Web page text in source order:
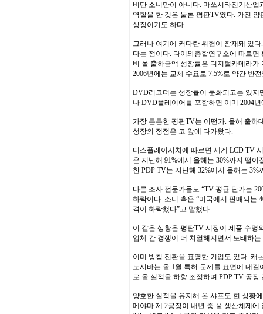
비단 소니만이 아니다. 마쓰시타전기산
역할을 한 것은 물론 평판TV였다. 가전
상징이기도 하다.
그러나 여기에 커다란 위험이 잠재돼 있
다는 점이다. 다이와총합연구소에 따르
비 올 출하금액 성장률은 디지털카메라가
2006년에는 교체 수요로 7.5%로 약간 반
DVD리코더는 성장률이 둔화되고는 있지
나 DVD플레이어를 포함하면 이미 2004
가장 든든한 평판TV는 어떤가. 올해 출하
성장의 정점은 코 앞에 다가왔다.
디스플레이서치에 따르면 세계 LCD TV
은 지난해 91%에서 올해는 30%까지 떨
한 PDP TV는 지난해 32%에서 올해는
다른 조사 전문가들도 “TV 평균 단가는
하락이다. 소니 측은 “미국에서 판매되는
격이 하락했다”고 말했다.
이 같은 상황은 평판TV 시장이 제품 수명
업체 간 경쟁이 더 치열해지면서 도태하
이미 방침 전환을 표명한 기업도 있다. 캐
도시바는 올 1월 특허 문제를 표면에 내
로 올 실적을 하향 조정하며 PDP TV 공장
양호한 실적을 유지해 온 샤프도 현 상황
메야마 제 2공장이 내년 중 풀 생산체제